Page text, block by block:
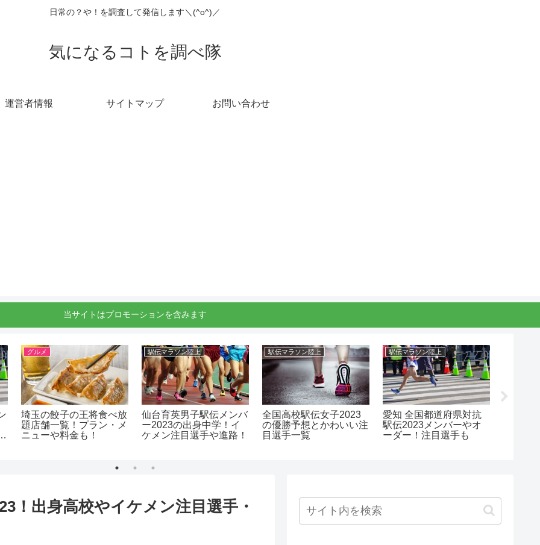
日常の？や！を調査して発信します＼(^o^)／
気になるコトを調べ隊
運営者情報 サイトマップ お問い合わせ
当サイトはプロモーションを含みます
グルメ
埼玉の餃子の王将食べ放
題店舗一覧！プラン・メ
ニューや料金も！
駅伝マラソン陸上
仙台育英男子駅伝メンバ
ー2023の出身中学！イ
ケメン注目選手や進路！
駅伝マラソン陸上
全国高校駅伝女子2023
の優勝予想とかわいい注
目選手一覧
駅伝マラソン陸上
愛知 全国都道府県対抗
駅伝2023メンバーやオ
ーダー！注目選手も
！出身高校やイケメン注目選手・